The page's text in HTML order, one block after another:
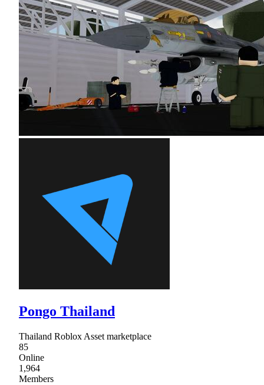
Pongo Thailand
Thailand Roblox Asset marketplace
85
Online
1,964
Members